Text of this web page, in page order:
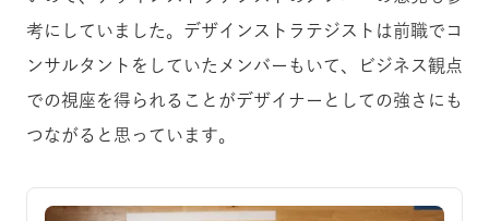
考にしていました。デザインストラテジストは前職でコ
ンサルタントをしていたメンバーもいて、ビジネス観点
での視座を得られることがデザイナーとしての強さにも
つながると思っています。